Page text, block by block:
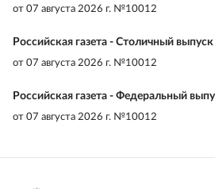
от 07 августа 2026 г. №10012
Российская газета - Столичный выпуск
от 07 августа 2026 г. №10012
Российская газета - Федеральный
от 07 августа 2026 г. №10012